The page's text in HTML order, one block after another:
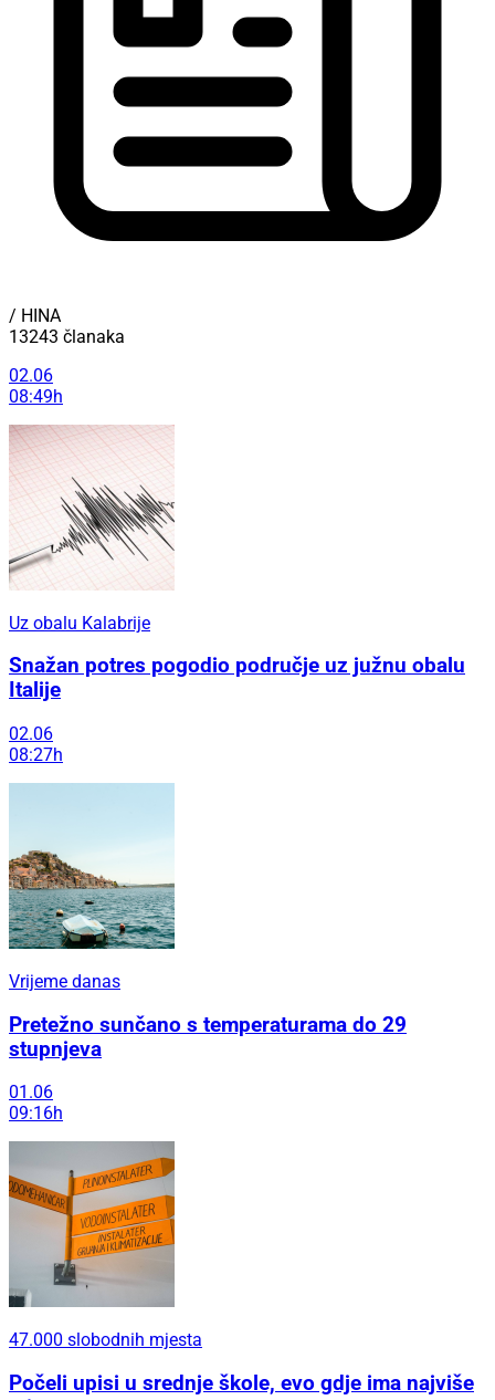
/ HINA
13243 članaka
02.06
08:49h
Uz obalu Kalabrije
Snažan potres pogodio područje uz južnu obalu
Italije
02.06
08:27h
Vrijeme danas
Pretežno sunčano s temperaturama do 29
stupnjeva
01.06
09:16h
47.000 slobodnih mjesta
Počeli upisi u srednje škole, evo gdje ima najviše